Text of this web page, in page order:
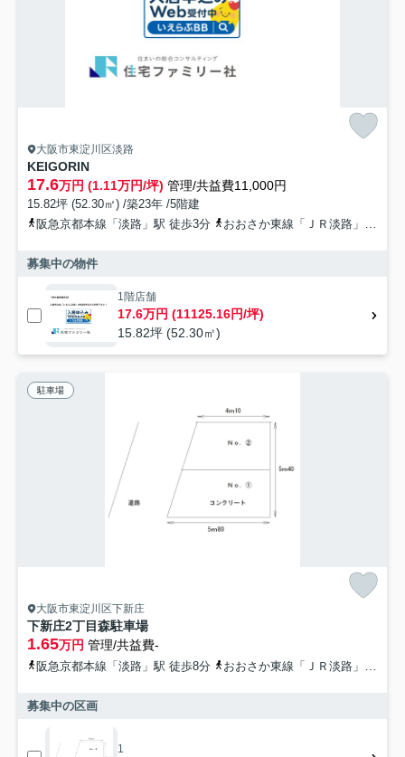
大阪市東淀川区淡路
KEIGORIN
17.6万円 (1.11万円/坪) 管理/共益費11,000円
15.82坪 (52.30㎡) /築23年 /5階建
阪急京都本線「淡路」駅 徒歩3分
おおさか東線「ＪＲ淡路」駅 徒歩7分
募集中の物件
1階店舗
17.6万円 (11125.16円/坪)
15.82坪 (52.30㎡)
駐車場
大阪市東淀川区下新庄
下新庄2丁目森駐車場
1.65万円 管理/共益費-
阪急京都本線「淡路」駅 徒歩8分 おおさか東線「ＪＲ淡路」駅 徒歩5分
募集中の区画
1